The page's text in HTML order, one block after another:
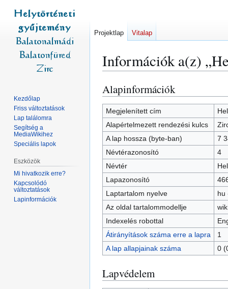
Információk a(z)
Ugrás
a
navigációhoz
Ugrás
a
kereséshez
Alapinformációk
Megjelenített cím
Alapértelmezett rendezési kulcs
A lap hossza (byte-ban)
7
Névtérazonosító
4
Névtér
Lapazonosító
Laptartalom nyelve
hu
Az oldal tartalommodellje
Indexelés robottal
Átirányítások száma erre a lapra
1
A lap allapjainak száma
0
Lapvédelem
Projektlap Vitalap
Kezdőlap
Friss változtatások
Lap találomra
Segítség a
MediaWikihez
Speciális lapok
Eszközök
Mi hivatkozik erre?
Kapcsolódó
változtatások
Lapinformációk